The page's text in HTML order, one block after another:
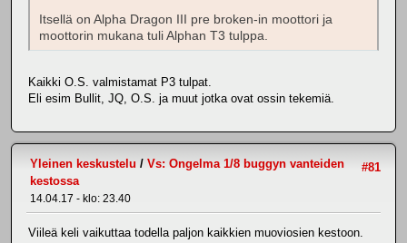
Itsellä on Alpha Dragon III pre broken-in moottori ja
moottorin mukana tuli Alphan T3 tulppa.
Kaikki O.S. valmistamat P3 tulpat.
Eli esim Bullit, JQ, O.S. ja muut jotka ovat ossin tekemiä.
#81
Yleinen keskustelu / Vs: Ongelma 1/8 buggyn vanteiden
kestossa
14.04.17 - klo: 23.40
Viileä keli vaikuttaa todella paljon kaikkien muoviosien kestoon.